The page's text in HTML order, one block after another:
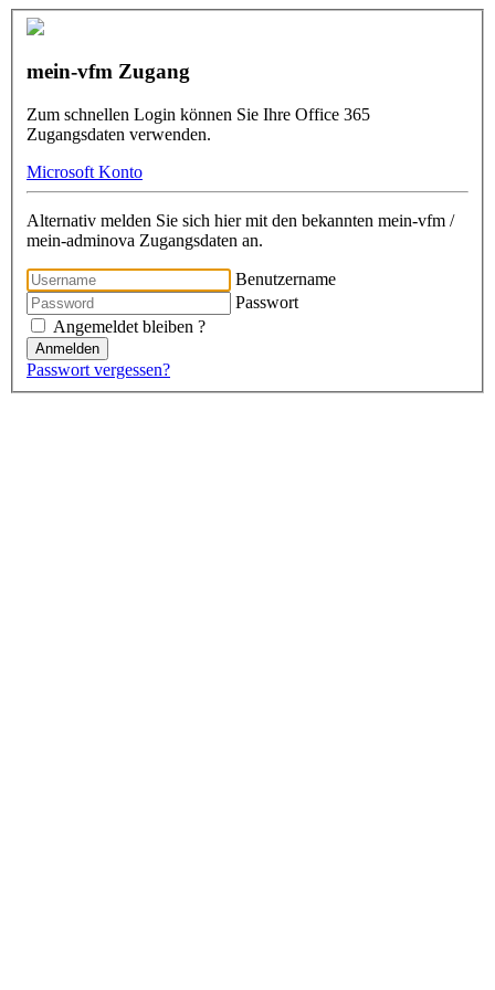
mein-vfm Zugang
Zum schnellen Login können Sie Ihre Office 365
Zugangsdaten verwenden.
Microsoft Konto
Alternativ melden Sie sich hier mit den bekannten mein-vfm /
mein-adminova Zugangsdaten an.
Benutzername
Passwort
Angemeldet bleiben ?
Anmelden
Passwort vergessen?